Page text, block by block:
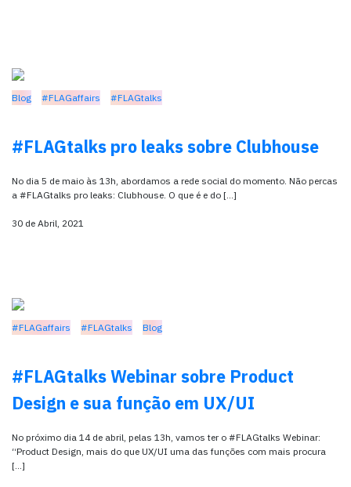
Blog #FLAGaffairs #FLAGtalks
#FLAGtalks pro leaks sobre Clubhouse
No dia 5 de maio às 13h, abordamos a rede social do momento. Não percas
a #FLAGtalks pro leaks: Clubhouse. O que é e do […]
30 de Abril, 2021
#FLAGaffairs #FLAGtalks Blog
#FLAGtalks Webinar sobre Product
Design e sua função em UX/UI
No próximo dia 14 de abril, pelas 13h, vamos ter o #FLAGtalks Webinar:
“Product Design, mais do que UX/UI uma das funções com mais procura
[…]